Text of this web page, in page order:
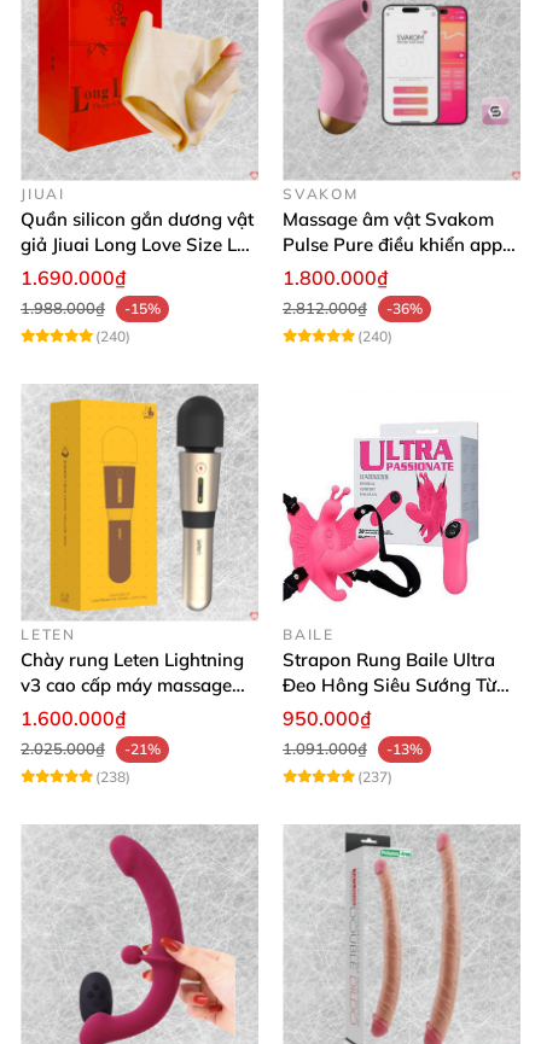
JIUAI
Quần silicon gắn dương vật
giả Jiuai Long Love Size L
hỗ trợ khoái cảm
1.690.000₫
1.988.000₫
-15%
(240)
SVAKOM
Massage âm vật Svakom
Pulse Pure điều khiển app
công nghệ sóng âm cao cấp
1.800.000₫
2.812.000₫
-36%
(240)
LETEN
Chày rung Leten Lightning
v3 cao cấp máy massage
kích thích mạnh
1.600.000₫
2.025.000₫
-21%
(238)
BAILE
Strapon Rung Baile Ultra
Đeo Hông Siêu Sướng Từ
Xa
950.000₫
1.091.000₫
-13%
(237)